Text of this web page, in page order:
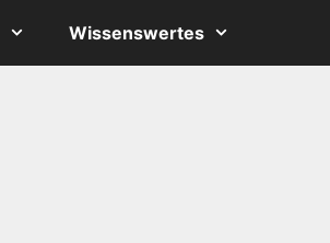
Wissenswertes